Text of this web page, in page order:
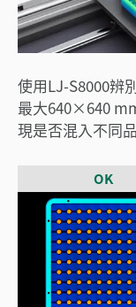
使用LJ-S8000辨
最大640×640
現是否混入不同
OK